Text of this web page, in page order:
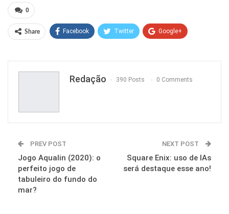
0
Share Facebook Twitter Google+
Email
Redação 390 Posts 0 Comments
PREV POST
Jogo Aqualin (2020): o
perfeito jogo de
tabuleiro do fundo do
mar?
NEXT POST
Square Enix: uso de IAs
será destaque esse ano!